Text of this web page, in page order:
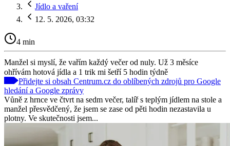
Jídlo a vaření
12. 5. 2026, 03:32
4 min
Manžel si myslí, že vařím každý večer od nuly. Už 3 měsíce
ohřívám hotová jídla a 1 trik mi šetří 5 hodin týdně
Přidejte si obsah Centrum.cz do oblíbených zdrojů pro Google
hledání a Google zprávy
Vůně z hrnce ve čtvrt na sedm večer, talíř s teplým jídlem na stole a
manžel přesvědčený, že jsem se zase od pěti hodin nezastavila u
plotny. Ve skutečnosti jsem...